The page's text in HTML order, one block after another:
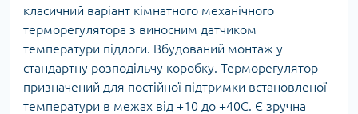
класичний варіант кімнатного механічного
терморегулятора з виносним датчиком
температури підлоги. Вбудований монтаж у
стандартну розподільчу коробку. Терморегулятор
призначений для постійної підтримки встановленої
температури в межах від +10 до +40С. Є зручна